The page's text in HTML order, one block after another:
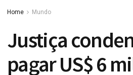
Home Mundo
Justiça
pagar US$ 6